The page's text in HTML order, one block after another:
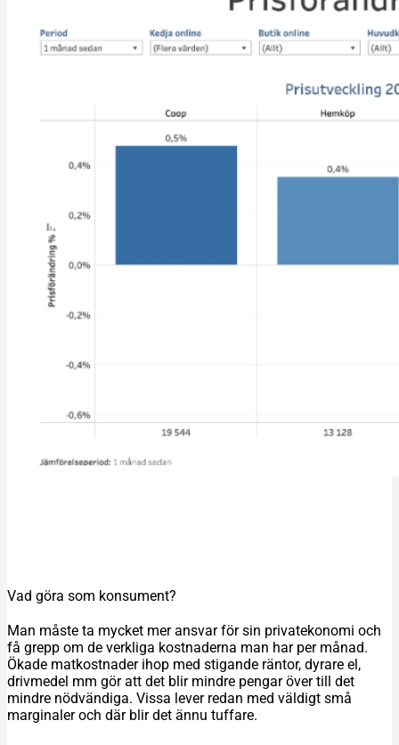
Vad göra som konsument?
Man måste ta mycket mer ansvar för sin privatekonomi och
få grepp om de verkliga kostnaderna man har per månad.
Ökade matkostnader ihop med stigande räntor, dyrare el,
drivmedel mm gör att det blir mindre pengar över till det
mindre nödvändiga. Vissa lever redan med väldigt små
marginaler och där blir det ännu tuffare.